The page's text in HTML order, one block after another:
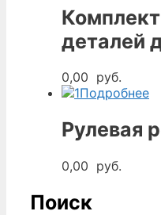
1
деталей
0,00 руб.
Подробнее
Рулевая
0,00 руб.
Поиск